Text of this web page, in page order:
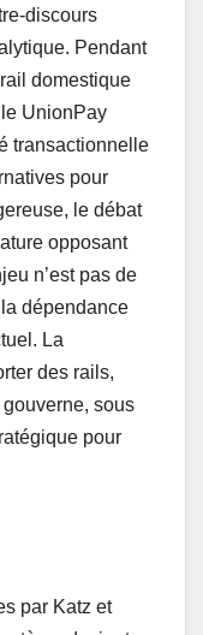
discours
Pendant
domestique
UnionPay
transactionnelle
pour
le débat
opposant
n’est pas de
dépendance
La
des rails,
sous
pour
par Katz et